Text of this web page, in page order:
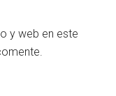
y web en este